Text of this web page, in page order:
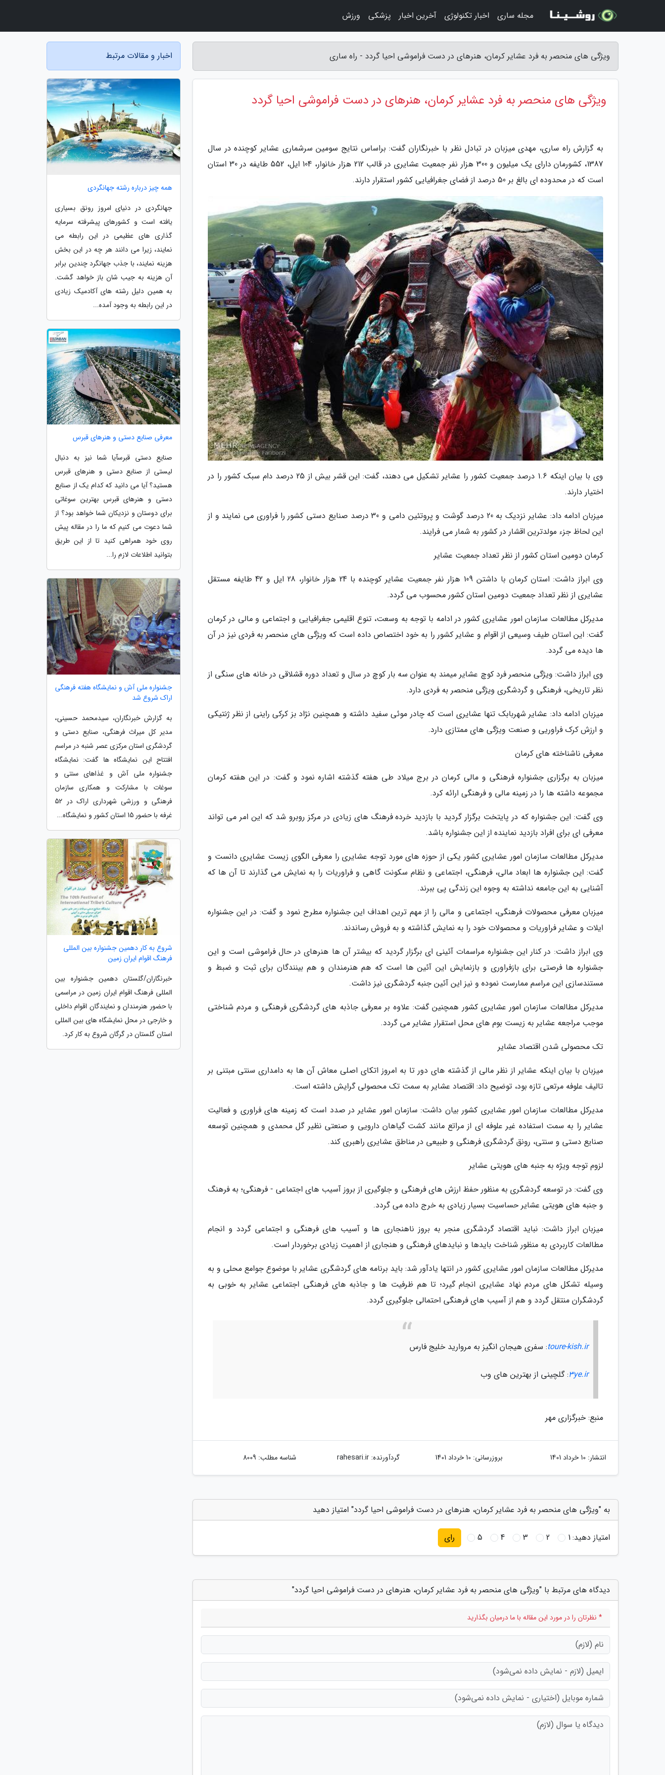
ویژگی های منحصر به فرد عشایر کرمان، هنرهای در دست فراموشی احیا گردد - راه ساری
ویژگی های منحصر به فرد عشایر کرمان، هنرهای در دست فراموشی احیا گردد
به گزارش راه ساری، مهدی میزبان در تبادل نظر با خبرنگاران گفت: براساس نتایج سومین سرشماری عشایر کوچنده در سال
1387، کشورمان دارای یک میلیون و 300 هزار نفر جمعیت عشایری در قالب 212 هزار خانوار، 104 ایل، 552 طایفه در 30 استان
است که در محدوده ای بالغ بر 50 درصد از فضای جغرافیایی کشور استقرار دارند.
وی با بیان اینکه 1.6 درصد جمعیت کشور را عشایر تشکیل می دهند، گفت: این قشر بیش از 25 درصد دام سبک کشور را در
اختیار دارند.
میزبان ادامه داد: عشایر نزدیک به 20 درصد گوشت و پروتئین دامی و 30 درصد صنایع دستی کشور را فراوری می نمایند و از
این لحاظ جزء مولدترین اقشار در کشور به شمار می فرایند.
کرمان دومین استان کشور از نظر تعداد جمعیت عشایر
وی ابراز داشت: استان کرمان با داشتن 109 هزار نفر جمعیت عشایر کوچنده با 24 هزار خانوار، 28 ایل و 42 طایفه مستقل
عشایری از نظر تعداد جمعیت دومین استان کشور محسوب می گردد.
مدیرکل مطالعات سازمان امور عشایری کشور در ادامه با توجه به وسعت، تنوع اقلیمی جغرافیایی و اجتماعی و مالی در کرمان
گفت: این استان طیف وسیعی از اقوام و عشایر کشور را به خود اختصاص داده است که ویژگی های منحصر به فردی نیز در آن
ها دیده می گردد.
وی ابراز داشت: ویژگی منحصر فرد کوچ عشایر میمند به عنوان سه بار کوچ در سال و تعداد دوره قشلاقی در خانه های سنگی از
نظر تاریخی، فرهنگی و گردشگری ویژگی منحصر به فردی دارد.
میزبان ادامه داد: عشایر شهربابک تنها عشایری است که چادر موئی سفید داشته و همچنین نژاد بز کرکی راینی از نظر ژنتیکی
و ارزش کرک فراوریی و صنعت ویژگی های ممتازی دارد.
معرفی ناشناخته های کرمان
میزبان به برگزاری جشنواره فرهنگی و مالی کرمان در برج میلاد طی هفته گذشته اشاره نمود و گفت: در این هفته کرمان
مجموعه داشته ها را در زمینه مالی و فرهنگی ارائه کرد.
وی گفت: این جشنواره که در پایتخت برگزار گردید با بازدید خرده فرهنگ های زیادی در مرکز روبرو شد که این امر می تواند
معرفی ای برای افراد بازدید نماینده از این جشنواره باشد.
مدیرکل مطالعات سازمان امور عشایری کشور یکی از حوزه های مورد توجه عشایری را معرفی الگوی زیست عشایری دانست و
گفت: این جشنواره ها ابعاد مالی، فرهنگی، اجتماعی و نظام سکونت گاهی و فراوریات را به نمایش می گذارند تا آن ها که
آشنایی به این جامعه نداشته به وجوه این زندگی پی ببرند.
میزبان معرفی محصولات فرهنگی، اجتماعی و مالی را از مهم ترین اهداف این جشنواره مطرح نمود و گفت: در این جشنواره
ایلات و عشایر فراوریات و محصولات خود را به نمایش گذاشته و به فروش رساندند.
وی ابراز داشت: در کنار این جشنواره مراسمات آئینی ای برگزار گردید که بیشتر آن ها هنرهای در حال فراموشی است و این
جشنواره ها فرصتی برای بازفراوری و بازنمایش این آئین ها است که هم هنرمندان و هم بینندگان برای ثبت و ضبط و
مستندسازی این مراسم ممارست نموده و نیز این آئین جنبه گردشگری نیز داشت.
مدیرکل مطالعات سازمان امور عشایری کشور همچنین گفت: علاوه بر معرفی جاذبه های گردشگری فرهنگی و مردم شناختی
موجب مراجعه عشایر به زیست بوم های محل استقرار عشایر می گردد.
تک محصولی شدن اقتصاد عشایر
میزبان با بیان اینکه عشایر از نظر مالی از گذشته های دور تا به امروز اتکای اصلی معاش آن ها به دامداری سنتی مبتنی بر
تالیف علوفه مرتعی تازه بود، توضیح داد: اقتصاد عشایر به سمت تک محصولی گرایش داشته است.
مدیرکل مطالعات سازمان امور عشایری کشور بیان داشت: سازمان امور عشایر در صدد است که زمینه های فراوری و فعالیت
عشایر را به سمت استفاده غیر علوفه ای از مراتع مانند کشت گیاهان دارویی و صنعتی نظیر گل محمدی و همچنین توسعه
صنایع دستی و سنتی، رونق گردشگری فرهنگی و طبیعی در مناطق عشایری راهبری کند.
لزوم توجه ویژه به جنبه های هویتی عشایر
وی گفت: در توسعه گردشگری به منظور حفظ ارزش های فرهنگی و جلوگیری از بروز آسیب های اجتماعی - فرهنگی؛ به فرهنگ
و جنبه های هویتی عشایر حساسیت بسیار زیادی به خرج داده می گردد.
میزبان ابراز داشت: نباید اقتصاد گردشگری منجر به بروز ناهنجاری ها و آسیب های فرهنگی و اجتماعی گردد و انجام
مطالعات کاربردی به منظور شناخت بایدها و نبایدهای فرهنگی و هنجاری از اهمیت زیادی برخوردار است.
مدیرکل مطالعات سازمان امور عشایری کشور در انتها یادآور شد: باید برنامه های گردشگری عشایر با موضوع جوامع محلی و به
وسیله تشکل های مردم نهاد عشایری انجام گیرد؛ تا هم ظرفیت ها و جاذبه های فرهنگی اجتماعی عشایر به خوبی به
گردشگران منتقل گردد و هم از آسیب های فرهنگی احتمالی جلوگیری گردد.
toure-kish.ir: سفری هیجان انگیز به مروارید خلیج فارس
3ye.ir: گلچینی از بهترین های وب
منبع: خبرگزاری مهر
انتشار: 10 خرداد 1401 بروزرسانی: 10 خرداد 1401 گردآورنده:rahesari.ir شناسه مطلب: 8009
به "ویژگی های منحصر به فرد عشایر کرمان، هنرهای در دست فراموشی احیا گردد" امتیاز دهید
امتیاز دهید:1
2
3
4
5 رای
دیدگاه های مرتبط با "ویژگی های منحصر به فرد عشایر کرمان، هنرهای در دست فراموشی احیا گردد"
* نظرتان را در مورد این مقاله با ما درمیان بگذارید
اخبار و مقالات مرتبط
همه چیز درباره رشته جهانگردی
جهانگردی در دنیای امروز رونق بسیاری
یافته است و کشورهای پیشرفته سرمایه
گذاری های عظیمی در این رابطه می
نمایند، زیرا می دانند هر چه در این بخش
هزینه نمایند، با جذب جهانگرد چندین برابر
آن هزینه به جیب شان باز خواهد گشت.
به همین دلیل رشته های آکادمیک زیادی
در این رابطه به وجود آمده...
معرفی صنایع دستی و هنرهای قبرس
صنایع دستی قبرسآیا شما نیز به دنبال
لیستی از صنایع دستی و هنرهای قبرس
هستید؟ آیا می دانید که کدام یک از صنایع
دستی و هنرهای قبرس بهترین سوغاتی
برای دوستان و نزدیکان شما خواهد بود؟ از
شما دعوت می کنیم که ما را در مقاله پیش
روی خود همراهی کنید تا از این طریق
بتوانید اطلاعات لازم را...
جشنواره ملی آش و نمایشگاه هفته فرهنگی
اراک شروع شد
به گزارش خبرنگاران، سیدمحمد حسینی،
مدیر کل میراث فرهنگی، صنایع دستی و
گردشگری استان مرکزی عصر شنبه در مراسم
افتتاح این نمایشگاه ها گفت: نمایشگاه
جشنواره ملی آش و غذاهای سنتی و
سوغات با مشارکت و همکاری سازمان
فرهنگی و ورزشی شهرداری اراک در 52
غرفه با حضور 15 استان کشور و نمایشگاه...
شروع به کار دهمین جشنواره بین المللی
فرهنگ اقوام ایران زمین
خبرنگاران/گلستان دهمین جشنواره بین
المللی فرهنگ اقوام ایران زمین در مراسمی
با حضور هنرمندان و نمایندگان اقوام داخلی
و خارجی در محل نمایشگاه های بین المللی
استان گلستان در گرگان شروع به کار کرد.
مجله ساری اخبار تکنولوژی آخرین اخبار پزشکی ورزش